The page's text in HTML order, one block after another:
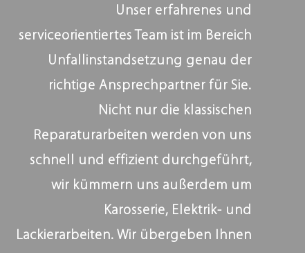
Unser erfahrenes und
serviceorientiertes Team ist im Bereich
Unfallinstandsetzung genau der
richtige Ansprechpartner für Sie.
Nicht nur die klassischen
Reparaturarbeiten werden von uns
schnell und effizient durchgeführt,
wir kümmern uns außerdem um
Karosserie, Elektrik- und
Lackierarbeiten. Wir übergeben Ihnen